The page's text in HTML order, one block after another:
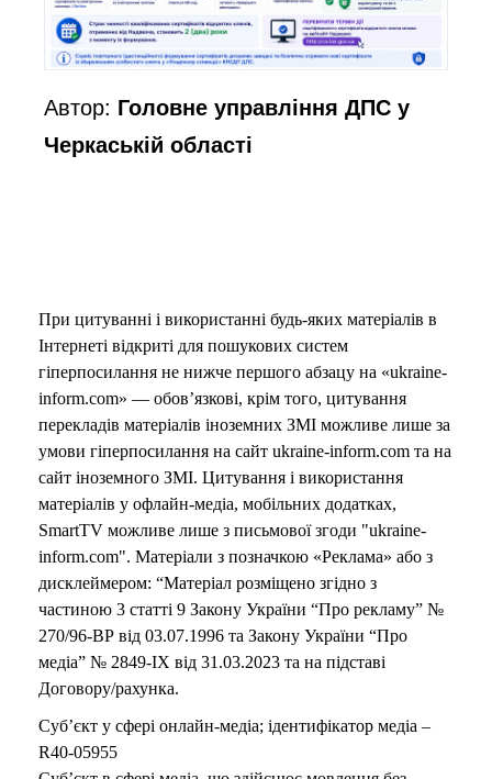
Автор: Головне управління ДПС у
Черкаській області
При цитуванні і використанні будь-яких матеріалів в
Інтернеті відкриті для пошукових систем
гіперпосилання не нижче першого абзацу на «ukraine-
inform.com» — обов’язкові, крім того, цитування
перекладів матеріалів іноземних ЗМІ можливе лише за
умови гіперпосилання на сайт ukraine-inform.com та на
сайт іноземного ЗМІ. Цитування і використання
матеріалів у офлайн-медіа, мобільних додатках,
SmartTV можливе лише з письмової згоди "ukraine-
inform.com". Матеріали з позначкою «Реклама» або з
дисклеймером: “Матеріал розміщено згідно з
частиною 3 статті 9 Закону України “Про рекламу” №
270/96-ВР від 03.07.1996 та Закону України “Про
медіа” № 2849-IX від 31.03.2023 та на підставі
Договору/рахунка.
Суб’єкт у сфері онлайн-медіа; ідентифікатор медіа –
R40-05955